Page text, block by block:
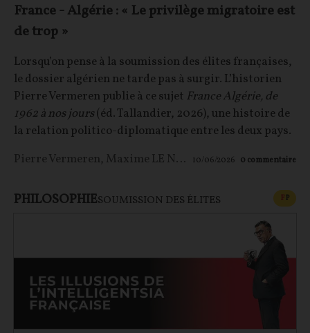
France - Algérie : « Le privilège migratoire est
de trop »
Lorsqu’on pense à la soumission des élites françaises,
le dossier algérien ne tarde pas à surgir. L’historien
Pierre Vermeren publie à ce sujet France Algérie, de
1962 à nos jours(éd. Tallandier, 2026), une histoire de
la relation politico-diplomatique entre les deux pays.
Pierre Vermeren, Maxime LE NAGARD 10/06/2026 0 commentaire
PHILOSOPHIESOUMISSION DES ÉLITES FP